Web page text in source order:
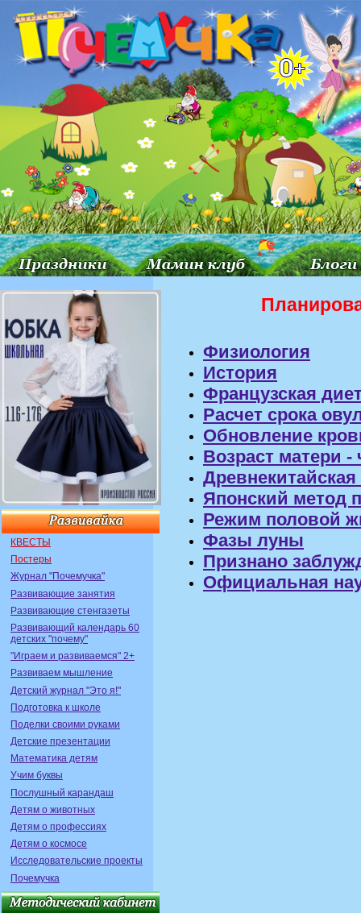
КВЕСТЫ
Постеры
Журнал "Почемучка"
Развивающие занятия
Развивающие стенгазеты
Развивающий календарь 60
детских "почему"
"Играем и развиваемся" 2+
Развиваем мышление
Детский журнал "Это я!"
Подготовка к школе
Поделки своими руками
Детские презентации
Математика детям
Учим буквы
Послушный карандаш
Детям о животных
Детям о профессиях
Детям о космосе
Исследовательские проекты
Почемучка
Физиология
История
Французская
Расчет срока
Обновление
Возраст матери -
Японский метод
Режим половой
Фазы луны
Признано
Официальная